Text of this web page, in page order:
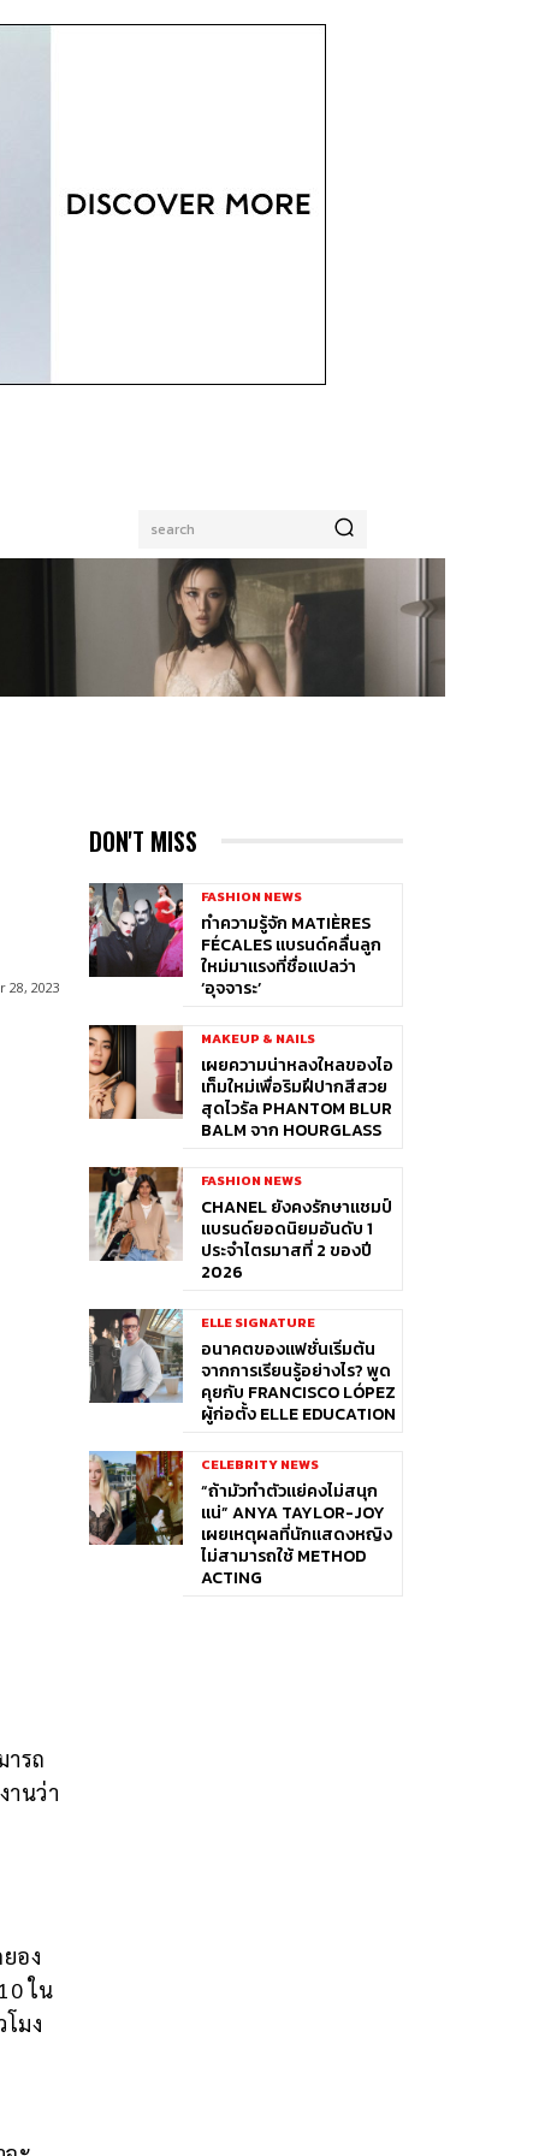
search
28, 2023
ารถ
านว่า
อง
ใน
มง
DON'T MISS
FASHION NEWS
ทำความรู้จัก MATIÈRES
FÉCALES แบรนด์คลื่นลูก
ใหม่มาแรงที่ชื่อแปลว่า
‘อุจจาระ’
MAKEUP & NAILS
เผยความน่าหลงใหลของไอ
เท็มใหม่เพื่อริมฝีปากสีสวย
สุดไวรัล PHANTOM BLUR
BALM จาก HOURGLASS
FASHION NEWS
CHANEL ยังคงรักษาแชมป์
แบรนด์ยอดนิยมอันดับ 1
ประจำไตรมาสที่ 2 ของปี
2026
ELLE SIGNATURE
อนาคตของแฟชั่นเริ่มต้น
จากการเรียนรู้อย่างไร? พูด
คุยกับ FRANCISCO LÓPEZ
ผู้ก่อตั้ง ELLE EDUCATION
CELEBRITY NEWS
“ถ้ามัวทำตัวแย่คงไม่สนุก
แน่” ANYA TAYLOR-JOY
เผยเหตุผลที่นักแสดงหญิง
ไม่สามารถใช้ METHOD
ACTING